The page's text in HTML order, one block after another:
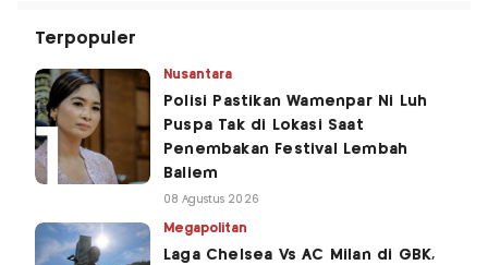
Terpopuler
Nusantara
Polisi Pastikan Wamenpar Ni Luh
Puspa Tak di Lokasi Saat
Penembakan Festival Lembah
Baliem
08 Agustus 2026
Megapolitan
Laga Chelsea Vs AC Milan di GBK,